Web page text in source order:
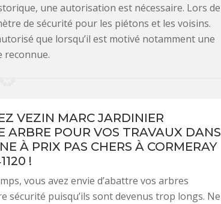
une autorisation est nécessaire. Lors de
de sécurité pour les piétons et les voisins.
que lorsqu’il est motivé notamment une
reconnue.
VEZIN MARC JARDINIER
ARBRE POUR VOS TRAVAUX DANS
À PRIX PAS CHERS À CORMERAY
!
vous avez envie d’abattre vos arbres
sécurité puisqu’ils sont devenus trop longs. Ne